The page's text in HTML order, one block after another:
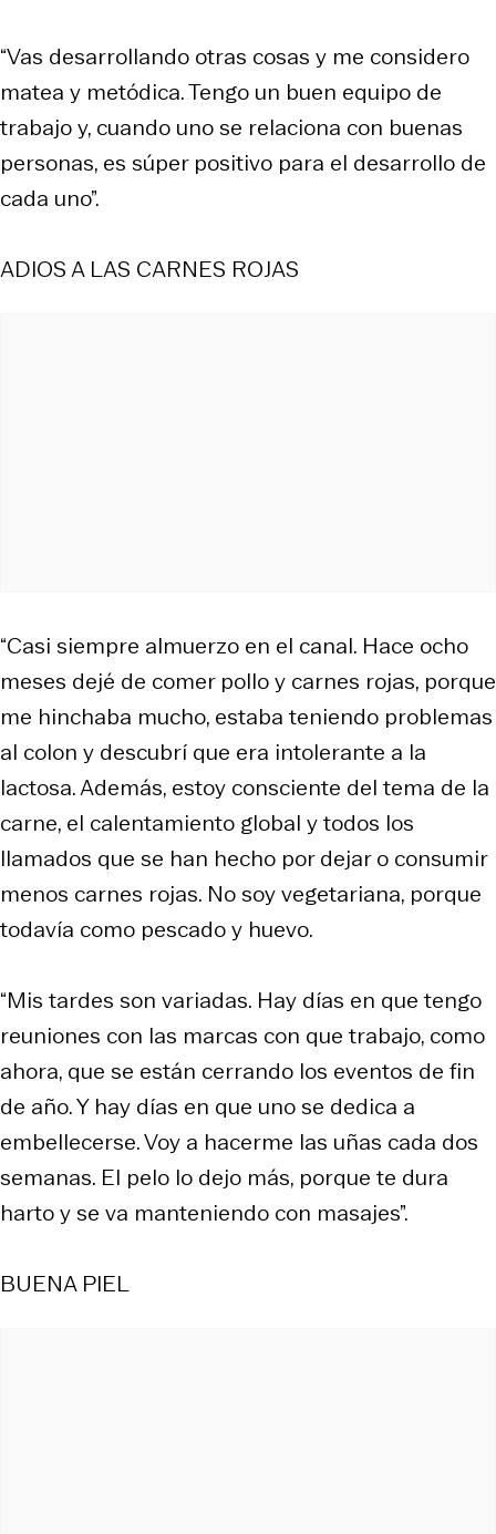
“Vas desarrollando otras cosas y me considero
matea y metódica. Tengo un buen equipo de
trabajo y, cuando uno se relaciona con buenas
personas, es súper positivo para el desarrollo de
cada uno”.
ADIOS A LAS CARNES ROJAS
“Casi siempre almuerzo en el canal. Hace ocho
meses dejé de comer pollo y carnes rojas, porque
me hinchaba mucho, estaba teniendo problemas
al colon y descubrí que era intolerante a la
lactosa. Además, estoy consciente del tema de la
carne, el calentamiento global y todos los
llamados que se han hecho por dejar o consumir
menos carnes rojas. No soy vegetariana, porque
todavía como pescado y huevo.
“Mis tardes son variadas. Hay días en que tengo
reuniones con las marcas con que trabajo, como
ahora, que se están cerrando los eventos de fin
de año. Y hay días en que uno se dedica a
embellecerse. Voy a hacerme las uñas cada dos
semanas. El pelo lo dejo más, porque te dura
harto y se va manteniendo con masajes”.
BUENA PIEL